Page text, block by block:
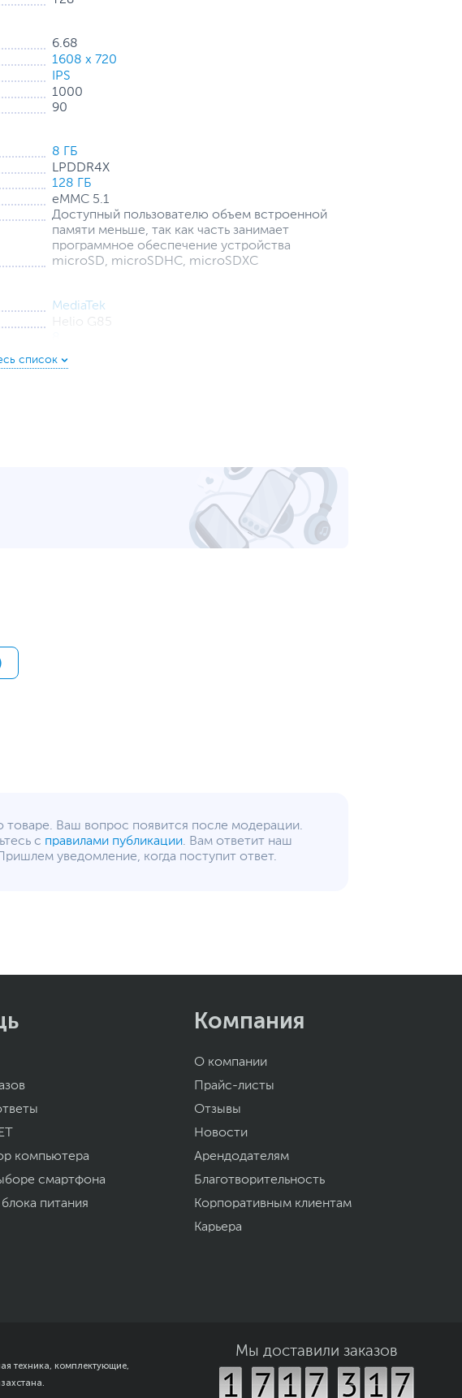
расширения звуковой полости. Двойной динамик,
четкое звучание фильмов и мелодичной музыки, что
на весь день.
зарядке вы не упустите ни единого важного
6.68
1608 x 720
IPS
1000
90
8 ГБ
LPDDR4X
128 ГБ
eMMC 5.1
Доступный пользователю объем встроенной
памяти меньше, так как часть занимает
программное обеспечение устройства
microSD, microSDHC, microSDXC
MediaTek
Helio G85
Android
LED вспышка
1920 х 1080 пикселей, 30 кадров в секунду
Пластик (композитная панель)
Зеленый ,Черный
Влагозащита
Пылезащита
Чехол
выделите текст с ошибкой и нажмите Ctrl+Enter.
отличаться от указанных или могут быть изменены производителем
товаре. Ваш вопрос появится после модерации.
с правилами публикации. Вам ответит наш
уведомление, когда поступит ответ.
компьютера
смартфона
блока питания
Компания
О компании
Прайс-листы
Отзывы
Новости
Арендодателям
Благотворительность
Корпоративным клиентам
Карьера
техника, комплектующие,
Мы доставили заказов